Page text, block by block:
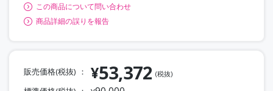
この商品について問い合わせ
商品詳細の誤りを報告
販売価格(税抜) ¥53,372 (税抜)